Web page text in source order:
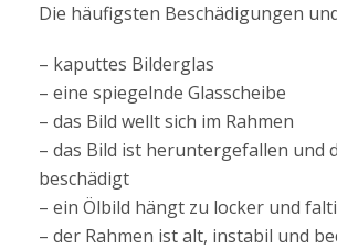
Die häufigsten Beschädigungen
– kaputtes Bilderglas
– eine spiegelnde Glasscheibe
– das Bild wellt sich im Rahmen
– das Bild ist heruntergefallen und
beschädigt
– ein Ölbild hängt zu locker und
– der Rahmen ist alt, instabil und